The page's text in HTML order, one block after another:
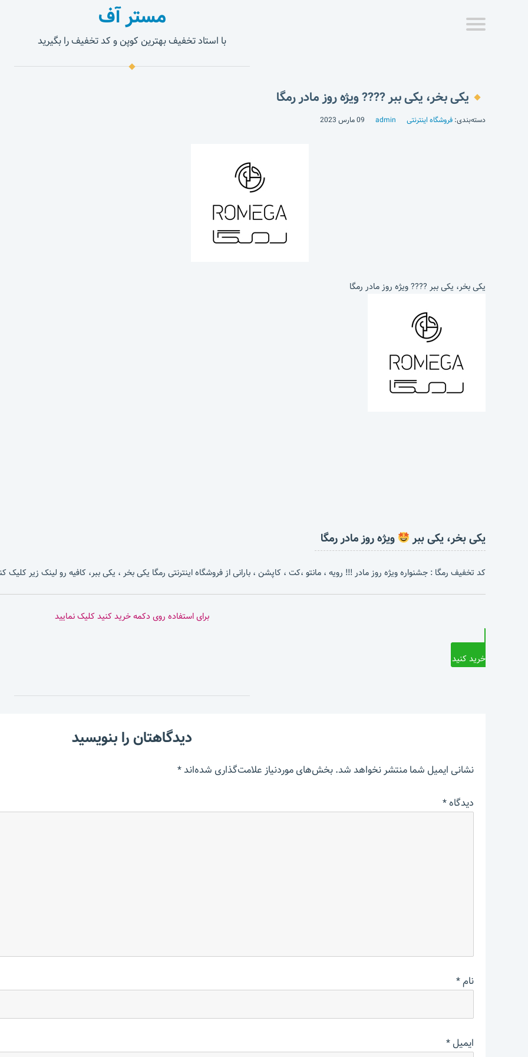
مستر آف
با استاد تخفیف بهترین کوپن و کد تخفیف را بگیرید
یکی بخر، یکی ببر ???? ویژه روز مادر رمگا
دسته‌بندی: فروشگاه اینترنتی admin 09 مارس 2023
یکی بخر، یکی ببر ???? ویژه روز مادر رمگا
یکی بخر، یکی ببر ویژه روز مادر رمگا
کد تخفیف رمگا : جشنواره ویژه روز مادر !!! رویه ، مانتو ،کت ، کاپشن ، بارانی از فروشگاه اینترنتی رمگا یکی بخر ، یکی ببر، کافیه رو لینک زیر کلیک
برای استفاده روی دکمه خرید کنید کلیک نمایید
خرید کنید
دیدگاهتان را بنویسید
نشانی ایمیل شما منتشر نخواهد شد.بخش‌های موردنیاز علامت‌گذاری شده‌اند*
دیدگاه*
نام*
ایمیل*